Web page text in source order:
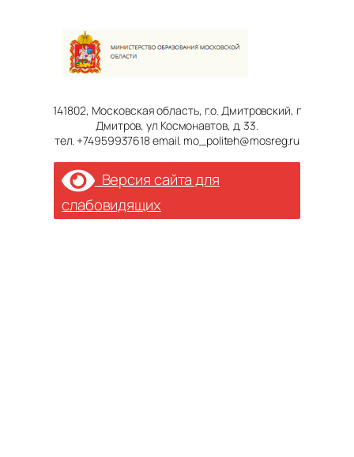
141802, Московская область, г.о. Дмитровский, г
Дмитров, ул Космонавтов, д. 33.
тел. +74959937618 email. mo_politeh@mosreg.ru
Версия сайта для
слабовидящих